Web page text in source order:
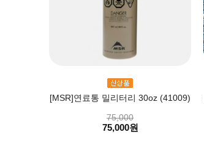
[MSR]연료통 밀리터리 30oz (41009)
75,000
75,000원